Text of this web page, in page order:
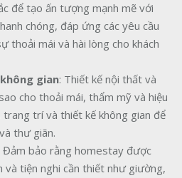
để tạo ấn tượng mạnh mẽ với
chóng, đáp ứng các yêu cầu
thoải mái và hài lòng cho khách
gian: Thiết kế nội thất và
cho thoải mái, thẩm mỹ và hiệu
trang trí và thiết kế không gian để
thư giãn.
Đảm bảo rằng homestay được
tiện nghi cần thiết như giường,